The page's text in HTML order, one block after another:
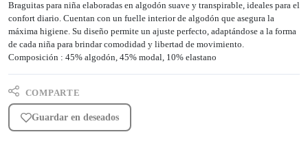
Braguitas para niña elaboradas en algodón suave y transpirable, ideales para el
confort diario. Cuentan con un fuelle interior de algodón que asegura la
máxima higiene. Su diseño permite un ajuste perfecto, adaptándose a la forma
de cada niña para brindar comodidad y libertad de movimiento.
Composición : 45% algodón, 45% modal, 10% elastano
COMPARTE
Guardar en deseados